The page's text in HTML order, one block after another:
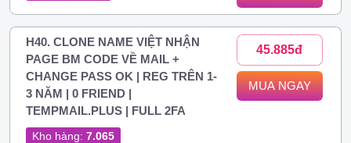
H40. CLONE NAME VIỆT NHẬN
PAGE BM CODE VỀ MAIL +
CHANGE PASS OK | REG TRÊN 1-
3 NĂM | 0 FRIEND |
TEMPMAIL.PLUS | FULL 2FA
Kho hàng: 7.065
45.885đ
MUA NGAY